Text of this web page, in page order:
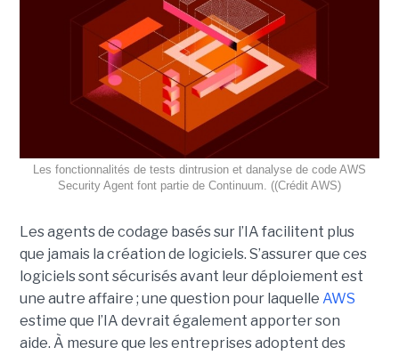
Les fonctionnalités de tests dintrusion et danalyse de code AWS
Security Agent font partie de Continuum. ((Crédit AWS)
Les agents de codage basés sur l’IA facilitent plus
que jamais la création de logiciels. S’assurer que ces
logiciels sont sécurisés avant leur déploiement est
une autre affaire ; une question pour laquelle AWS
estime que l’IA devrait également apporter son
aide. À mesure que les entreprises adoptent des